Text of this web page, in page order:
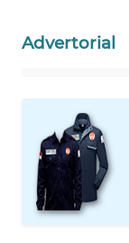
Advertorial
WAHANA
NEWS
WAHANA
WAHANA
ADVOKAT